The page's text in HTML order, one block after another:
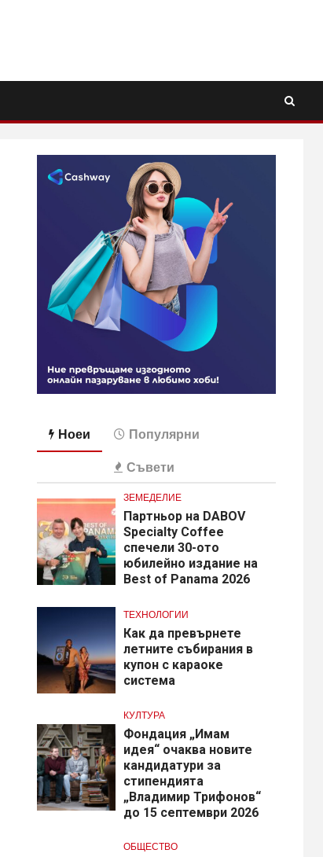
Ноеи Популярни
Съвети
ЗЕМЕДЕЛИЕ
Партньор на DABOV
Specialty Coffee
спечели 30-ото
юбилейно издание на
Best of Panama 2026
ТЕХНОЛОГИИ
Как да превърнете
летните събирания в
купон с караоке
система
КУЛТУРА
Фондация „Имам
идея“ очаква новите
кандидатури за
стипендията
„Владимир Трифонов“
до 15 септември 2026
ОБЩЕСТВО